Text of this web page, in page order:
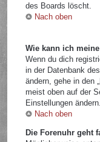
des Boards löscht.
Nach oben
Wie kann ich
Wenn du dich
in der Datenbank
ändern, gehe in den
meist oben auf der
Einstellungen ändern.
Nach oben
Die Forenuhr geht